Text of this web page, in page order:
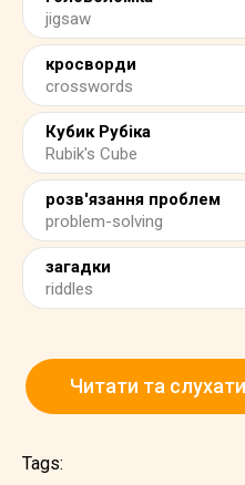
jigsaw
кросворди
crosswords
Кубик Рубіка
Rubik's Cube
розв'язання проблем
problem-solving
загадки
riddles
Читати та
Tags: